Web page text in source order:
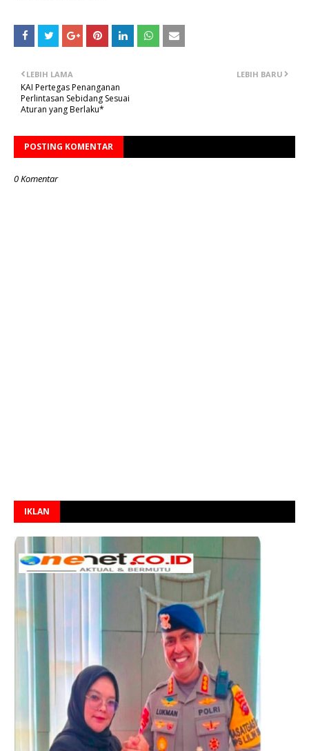
LEBIH BARU
LEBIH LAMA
KAI Pertegas Penanganan
Perlintasan Sebidang Sesuai
Aturan yang Berlaku*
POSTING KOMENTAR
0 Komentar
IKLAN